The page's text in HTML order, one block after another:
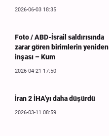
2026-06-03 18:35
Foto / ABD-İsrail saldırısında
zarar gören birimlerin yeniden
inşası – Kum
2026-04-21 17:50
İran 2 İHA'yı daha düşürdü
2026-03-11 08:59